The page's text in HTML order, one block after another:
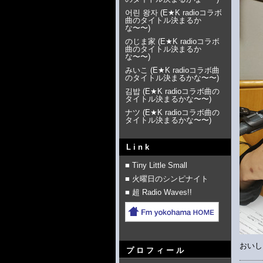
어린 왕자 (E★K radioコラボ
曲のタイトル決まるか
な〜〜)
のじま家 (E★K radioコラボ
曲のタイトル決まるか
な〜〜)
みいこ (E★K radioコラボ曲
のタイトル決まるかな〜〜)
김밥 (E★K radioコラボ曲の
タイトル決まるかな〜〜)
ナツ (E★K radioコラボ曲の
タイトル決まるかな〜〜)
Link
■ Tiny Little Small
■ 火曜日のシンピナイト
■ 超 Radio Waves!!
プロフィール
おい